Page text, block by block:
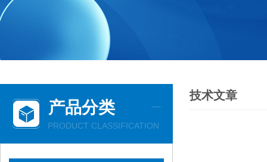
产品分类
PRODUCT CLASSIFICATION
技术文章